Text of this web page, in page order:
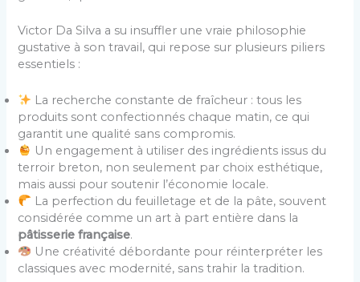
Victor Da Silva a su insuffler une vraie philosophie
gustative à son travail, qui repose sur plusieurs piliers
essentiels :
La recherche constante de fraîcheur : tous les
produits sont confectionnés chaque matin, ce qui
garantit une qualité sans compromis.
Un engagement à utiliser des ingrédients issus du
terroir breton, non seulement par choix esthétique,
mais aussi pour soutenir l’économie locale.
La perfection du feuilletage et de la pâte, souvent
considérée comme un art à part entière dans la
pâtisserie française.
Une créativité débordante pour réinterpréter les
classiques avec modernité, sans trahir la tradition.